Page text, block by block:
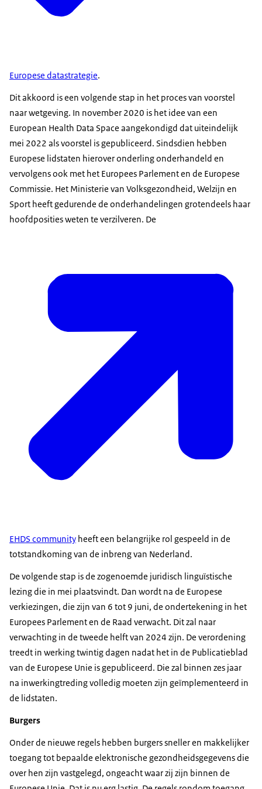
Europese datastrategie.
Dit akkoord is een volgende stap in het proces van voorstel
naar wetgeving. In november 2020 is het idee van een
European Health Data Space aangekondigd dat uiteindelijk
mei 2022 als voorstel is gepubliceerd. Sindsdien hebben
Europese lidstaten hierover onderling onderhandeld en
vervolgens ook met het Europees Parlement en de Europese
Commissie. Het Ministerie van Volksgezondheid, Welzijn en
Sport heeft gedurende de onderhandelingen grotendeels haar
hoofdpositiesweten te verzilveren. De
EHDS community heeft een belangrijke rol gespeeld in de
totstandkoming van de inbreng van Nederland.
De volgende stap is de zogenoemde juridisch linguïstische
lezing die in mei plaatsvindt. Dan wordt na de Europese
verkiezingen, die zijn van 6 tot 9 juni, de ondertekening in het
Europees Parlement en de Raad verwacht. Dit zal naar
verwachting in de tweede helft van 2024 zijn. De verordening
treedt in werking twintig dagen nadat het in de Publicatieblad
van de Europese Unie is gepubliceerd. Die zal binnen zes jaar
na inwerkingtreding volledig moeten zijn geïmplementeerd in
de lidstaten.
Burgers
Onder de nieuwe regels hebben burgers sneller en makkelijker
toegang tot bepaalde elektronische gezondheidsgegevens die
over hen zijn vastgelegd, ongeacht waar zij zijn binnen de